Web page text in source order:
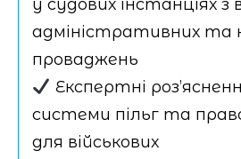
у судових інстанціях з
адміністративних та
проваджень
Експертні
системи пільг та
для військових